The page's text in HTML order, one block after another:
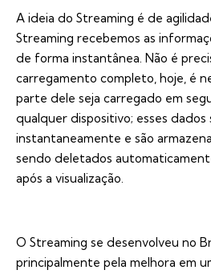
A ideia do Streaming é de
Streaming recebemos as
de forma instantânea. Não é
carregamento completo, hoje, é
parte dele seja carregado em
qualquer dispositivo; esses dados
instantaneamente e são
sendo deletados
após a visualização.
O Streaming se desenvolveu no
principalmente pela melhora em